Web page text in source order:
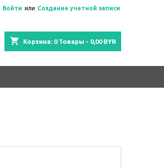
Войти или Создание учетной записи
shopping_cart Корзина: 0Товары - 0,00 BYR